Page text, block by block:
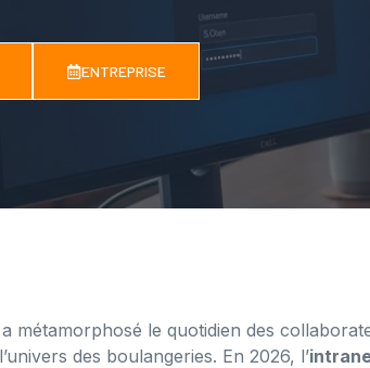
ENTREPRISE
a métamorphosé le quotidien des
des boulangeries. En 2026, l’